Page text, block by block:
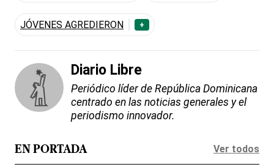
JÓVENES AGREDIERON +
Diario Libre
Periódico líder de República Dominicana
centrado en las noticias generales y el
periodismo innovador.
EN PORTADA Ver todos